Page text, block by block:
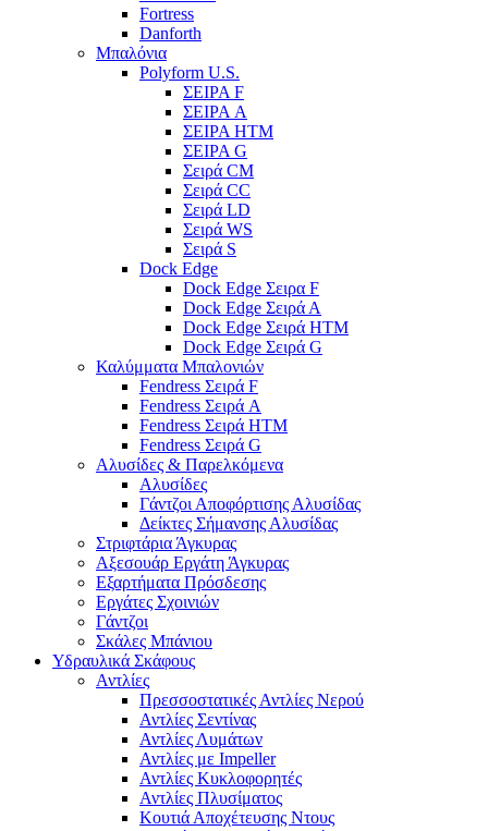
Fortress
Danforth
Μπαλόνια
Polyform U.S.
ΣΕΙΡΑ F
ΣΕΙΡΑ A
ΣΕΙΡΑ HTM
ΣΕΙΡΑ G
Σειρά CM
Σειρά CC
Σειρά LD
Σειρά WS
Σειρά S
Dock Edge
Dock Edge Σειρα F
Dock Edge Σειρά Α
Dock Edge Σειρά HTM
Dock Edge Σειρά G
Καλύμματα Μπαλονιών
Fendress Σειρά F
Fendress Σειρά A
Fendress Σειρά HTM
Fendress Σειρά G
Αλυσίδες & Παρελκόμενα
Αλυσίδες
Γάντζοι Αποφόρτισης Αλυσίδας
Δείκτες Σήμανσης Αλυσίδας
Στριφτάρια Άγκυρας
Αξεσουάρ Εργάτη Άγκυρας
Εξαρτήματα Πρόσδεσης
Εργάτες Σχοινιών
Γάντζοι
Σκάλες Μπάνιου
Υδραυλικά Σκάφους
Αντλίες
Πρεσσοστατικές Αντλίες Νερού
Αντλίες Σεντίνας
Αντλίες Λυμάτων
Αντλίες με Impeller
Αντλίες Κυκλοφορητές
Αντλίες Πλυσίματος
Κουτιά Αποχέτευσης Ντους